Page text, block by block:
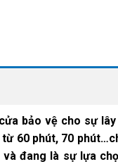
bảo vệ cho sự
60 phút, 70
đang là sự lựa